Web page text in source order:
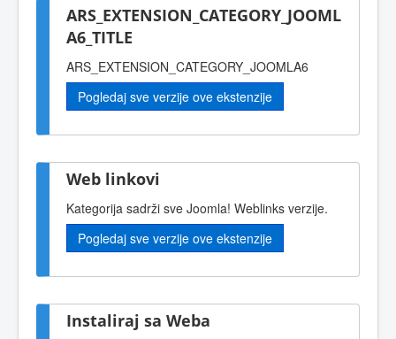
ARS_EXTENSION_CATEGORY_JOOML
A6_TITLE
ARS_EXTENSION_CATEGORY_JOOMLA6
Pogledaj sve verzije ove ekstenzije
Web linkovi
Kategorija sadrži sve Joomla! Weblinks verzije.
Pogledaj sve verzije ove ekstenzije
Instaliraj sa Weba